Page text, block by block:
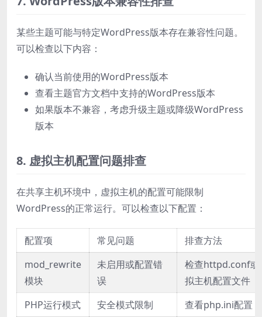
某些主题可能与特定WordPress版本存在兼容性问题。
可以检查以下内容：
确认当前使用的WordPress版本
查看主题官方文档中支持的WordPress版本
如果版本不兼容，考虑升级主题或降级WordPress
版本
8. 虚拟主机配置问题排查
在共享主机环境中，虚拟主机的配置可能限制
WordPress的正常运行。可以检查以下配置：
配置项 常见问题
排查方法
mod_rewrite
模块
未启用或配置错
误
检查httpd.conf或
拟主机配置文件
PHP运行模式
安全模式限制 查看php.ini配置